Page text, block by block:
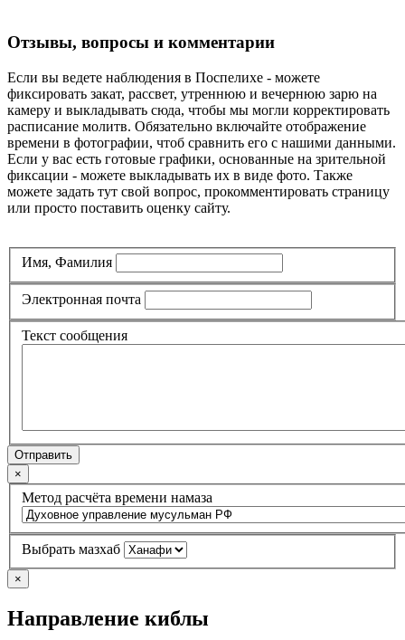
Отзывы, вопросы и комментарии
Если вы ведете наблюдения в Поспелихе - можете
фиксировать закат, рассвет, утреннюю и вечернюю зарю на
камеру и выкладывать сюда, чтобы мы могли корректировать
расписание молитв. Обязательно включайте отображение
времени в фотографии, чтоб сравнить его с нашими данными.
Если у вас есть готовые графики, основанные на зрительной
фиксации - можете выкладывать их в виде фото. Также
можете задать тут свой вопрос, прокомментировать страницу
или просто поставить оценку сайту.
Имя, Фамилия
Электронная почта
Текст сообщения
Отправить
×
Метод расчёта времени намаза
Выбрать мазхаб
×
Направление киблы